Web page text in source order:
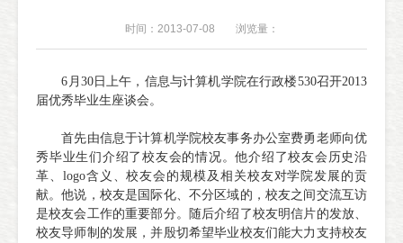
时间：2013-07-08 浏览量：
6月30日上午，信息与计算机学院在行政楼530召开2013
届优秀毕业生座谈会。
首先由信息于计算机学院校友事务办公室费勇老师向优
秀毕业生们介绍了校友会的情况。他介绍了校友会历史沿
革、logo含义、校友会的规模及相关校友对学院发展的贡
献。他说，校友是国际化、不分区域的，校友之间交流互访
是校友会工作的重要部分。随后介绍了校友明信片的发放、
校友导师制的发展，并殷切希望毕业校友们能大力支持校友